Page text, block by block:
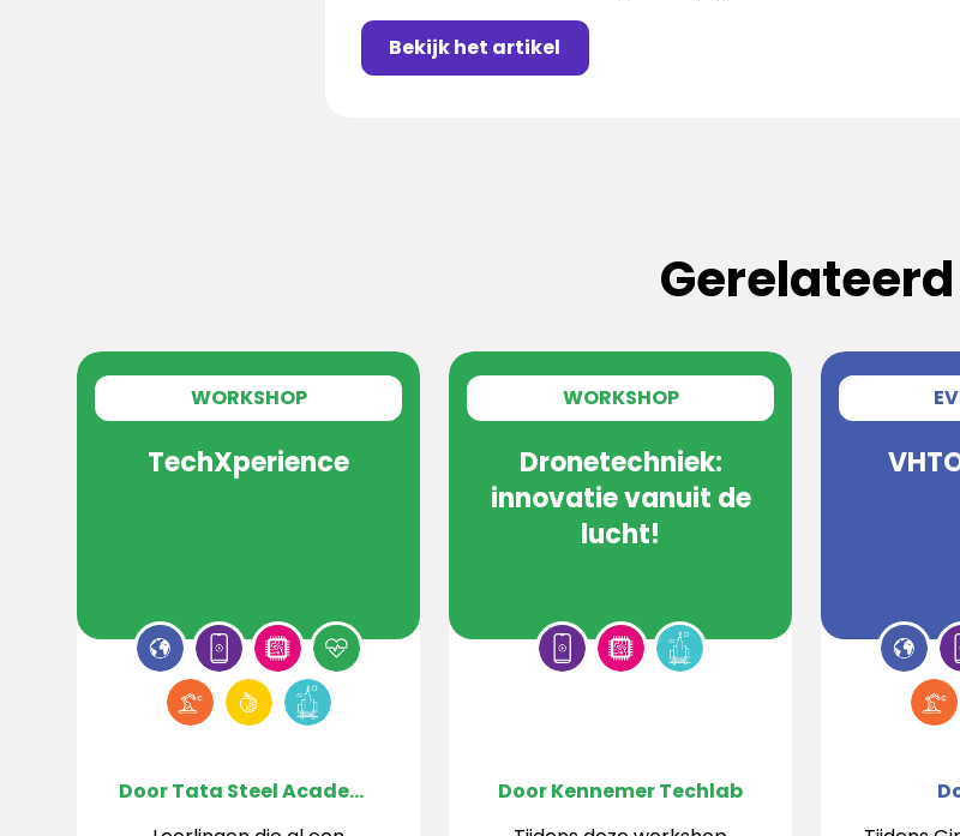
Bekijk het artikel
Gerelateerd
WORKSHOP
TechXperience
Door Tata Steel Academy
WORKSHOP
Dronetechniek:
innovatie vanuit de
lucht!
Door Kennemer Techlab